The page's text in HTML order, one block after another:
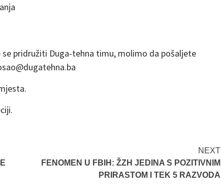
pridružiti Duga-tehna timu, molimo da pošaljete
NEXT
FENOMEN U FBIH: ŽZH JEDINA S POZITIVNIM
PRIRASTOM I TEK 5 RAZVODA